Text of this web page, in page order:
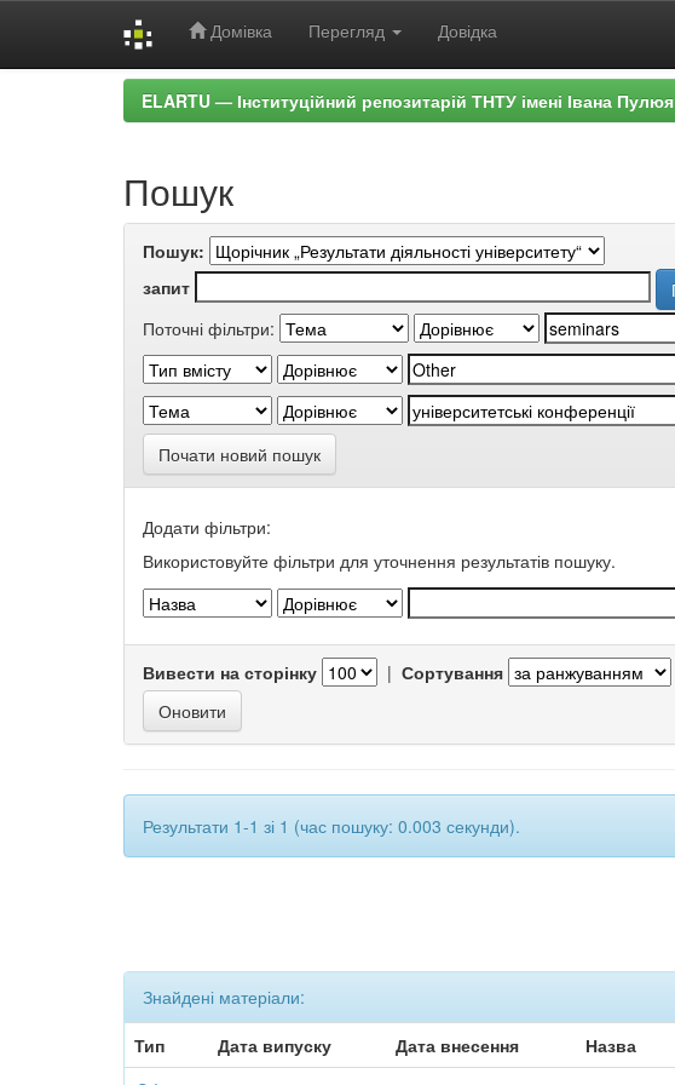
Домівка Перегляд Довідка
ELARTU — Інституційний репозитарій ТНТУ імені Івана Пулюя
Пошук
Пошук:
запит
Поточні фільтри:
Почати новий пошук
Додати фільтри:
Використовуйте фільтри для уточнення результатів пошуку.
Вивести на сторінку | Сортування
Результати 1-1 зі 1 (час пошуку: 0.003 секунди).
Знайдені матеріали:
Тип
Дата випуску Дата внесення Назва